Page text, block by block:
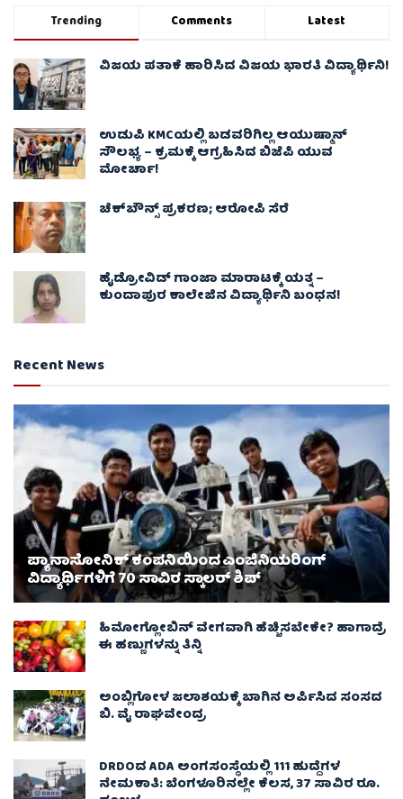
Trending Comments Latest
ವಿಜಯ ಪತಾಕೆ ಹಾರಿಸಿದ ವಿಜಯ ಭಾರತಿ ವಿದ್ಯಾರ್ಥಿನಿ!
ಉಡುಪಿ KMCಯಲ್ಲಿ ಬಡವರಿಗಿಲ್ಲ ಆಯುಷ್ಮಾನ್
ಸೌಲಭ್ಯ – ಕ್ರಮಕ್ಕೆ ಆಗ್ರಹಿಸಿದ ಬಿಜೆಪಿ ಯುವ
ಮೋರ್ಚಾ!
ಚೆಕ್​ಬೌನ್ಸ್​ ಪ್ರಕರಣ; ಆರೋಪಿ ಸೆರೆ
ಹೈಡ್ರೋವಿಡ್ ಗಾಂಜಾ ಮಾರಾಟಕ್ಕೆ ಯತ್ನ –
ಕುಂದಾಪುರ ಕಾಲೇಜಿನ ವಿದ್ಯಾರ್ಥಿನಿ ಬಂಧನ!
Recent News
ಪ್ಯಾನಾಸೋನಿಕ್ ಕಂಪನಿಯಿಂದ ಎಂಜಿನಿಯರಿಂಗ್
ವಿದ್ಯಾರ್ಥಿಗಳಿಗೆ 70 ಸಾವಿರ ಸ್ಕಾಲರ್ ಶಿಪ್
ಹಿಮೋಗ್ಲೋಬಿನ್ ವೇಗವಾಗಿ ಹೆಚ್ಚಿಸಬೇಕೇ? ಹಾಗಾದ್ರೆ
ಈ ಹಣ್ಣುಗಳನ್ನು ತಿನ್ನಿ
ಅಂಬ್ಲಿಗೋಳ ಜಲಾಶಯಕ್ಕೆ ಬಾಗಿನ ಅರ್ಪಿಸಿದ ಸಂಸದ
ಬಿ. ವೈ ರಾಘವೇಂದ್ರ
DRDOದ ADA ಅಂಗಸಂಸ್ಥೆಯಲ್ಲಿ 111 ಹುದ್ದೆಗಳ
ನೇಮಕಾತಿ: ಬೆಂಗಳೂರಿನಲ್ಲೇ ಕೆಲಸ, 37 ಸಾವಿರ ರೂ.